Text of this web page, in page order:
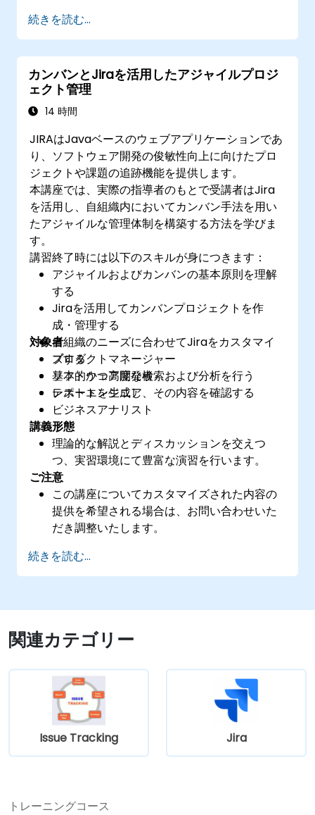
Jiraへインポートできる。
Jiraのストレージ利用状況を最適化し、デー
タ管理戦略を実行できる。
続きを読む...
カンバンとJiraを活用したアジャイルプロジ
ェクト管理
14 時間
JIRAはJavaベースのウェブアプリケーションであ
り、ソフトウェア開発の俊敏性向上に向けたプロ
ジェクトや課題の追跡機能を提供します。
本講座では、実際の指導者のもとで受講者はJira
を活用し、自組織内においてカンバン手法を用い
たアジャイルな管理体制を構築する方法を学びま
す。
講習終了時には以下のスキルが身につきます：
アジャイルおよびカンバンの基本原則を理解
する
Jiraを活用してカンバンプロジェクトを作
成・管理する
自組織のニーズに合わせてJiraをカスタマイ
ズする
基本的かつ高度な検索および分析を行う
レポートを生成し、その内容を確認する
対象者
プロダクトマネージャー
ソフトウェア開発者
テストエンジニア
ビジネスアナリスト
講義形態
理論的な解説とディスカッションを交えつ
つ、実習環境にて豊富な演習を行います。
ご注意
この講座についてカスタマイズされた内容の
提供を希望される場合は、お問い合わせいた
だき調整いたします。
続きを読む...
関連カテゴリー
Issue Tracking Jira
トレーニングコース